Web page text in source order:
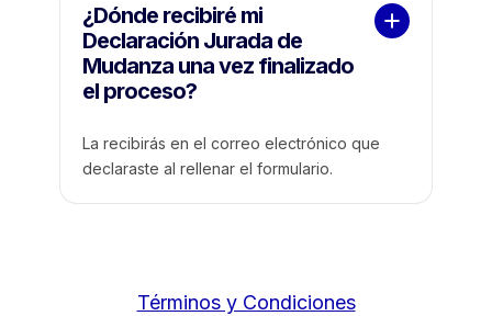
¿Dónde recibiré mi
Declaración Jurada de
Mudanza una vez finalizado
el proceso?
La recibirás en el correo electrónico que
declaraste al rellenar el formulario.
Términos y Condiciones